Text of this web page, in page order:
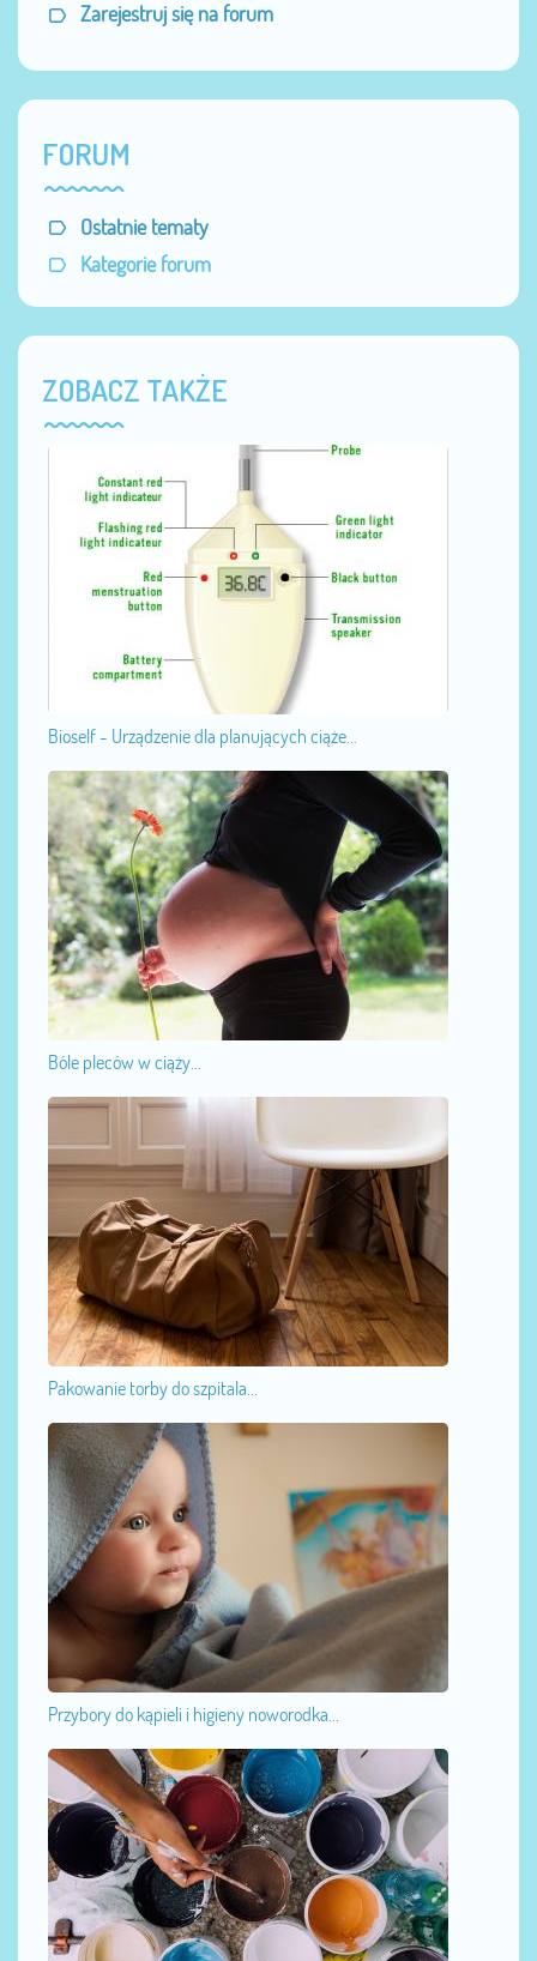
Zarejestruj się na forum
FORUM
Ostatnie tematy
Kategorie forum
ZOBACZ TAKŻE
Bioself - Urządzenie dla planujących ciąże...
Bóle pleców w ciąży...
Pakowanie torby do szpitala...
Przybory do kąpieli i higieny noworodka...